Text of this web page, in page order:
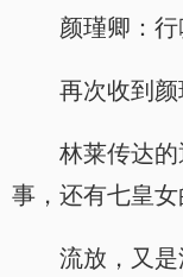
颜瑾卿：行
再次收到颜
林莱传达
事，还有七皇女
流放，又